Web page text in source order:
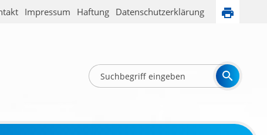
Impressum Haftung Datenschutzerklärung